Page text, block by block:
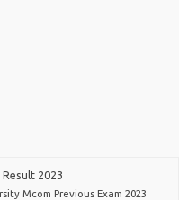
2023
Mcom Previous Exam 2023